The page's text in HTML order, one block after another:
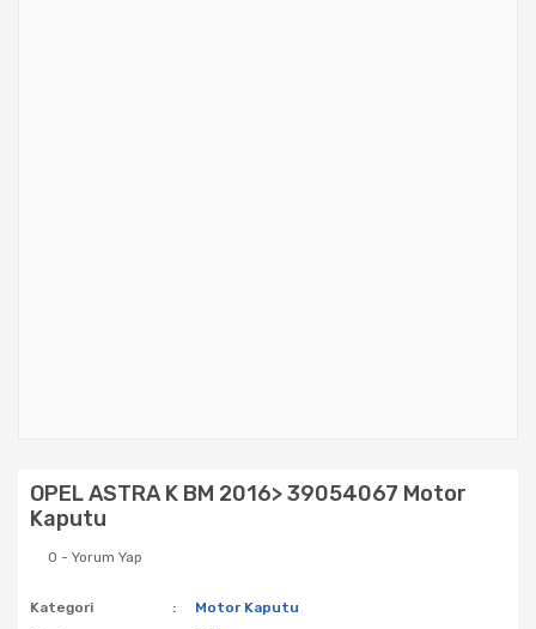
OPEL ASTRA K BM 2016> 39054067 Motor
Kaputu
0 - Yorum Yap
Kategori
Motor Kaputu